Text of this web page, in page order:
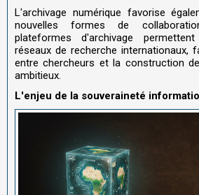
L'archivage numérique favorise
nouvelles formes de
plateformes d'archivage
réseaux de recherche internationaux,
entre chercheurs et la construction
ambitieux.
L'enjeu de la souveraineté